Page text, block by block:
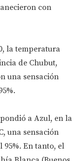
con
la temperatura
de Chubut,
una sensación
a Azul, en la
una sensación
95%. En tanto, el